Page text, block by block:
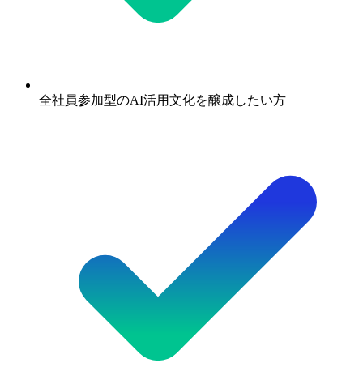
全社員参加型のAI活用文化を醸成したい方